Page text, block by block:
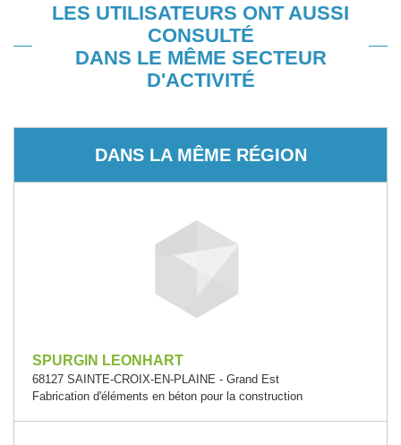
LES UTILISATEURS ONT AUSSI
CONSULTÉ
DANS LE MÊME SECTEUR
D'ACTIVITÉ
DANS LA MÊME RÉGION
SPURGIN LEONHART
68127 SAINTE-CROIX-EN-PLAINE - Grand Est
Fabrication d'éléments en béton pour la construction